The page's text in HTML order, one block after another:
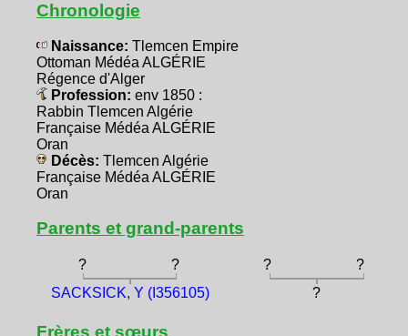
Chronologie
Naissance: Tlemcen Empire
Ottoman Médéa ALGÉRIE
Régence d'Alger
Profession: env 1850 :
Rabbin Tlemcen Algérie
Française Médéa ALGÉRIE
Oran
Décès: Tlemcen Algérie
Française Médéa ALGÉRIE
Oran
Parents et grand-parents
? ? ?
?
SACKSICK, Y (I356105)
?
Frères et sœurs